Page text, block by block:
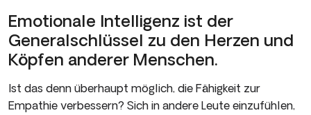
Emotionale Intelligenz ist der
Generalschlüssel zu den Herzen und
Köpfen anderer Menschen.
Ist das denn überhaupt möglich, die Fähigkeit zur
Empathie verbessern? Sich in andere Leute einzufühlen,